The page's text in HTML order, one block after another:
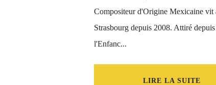
Compositeur d'Origine Mexicaine vit
Strasbourg depuis 2008. Attiré depuis
l'Enfanc...
LIRE LA SUITE